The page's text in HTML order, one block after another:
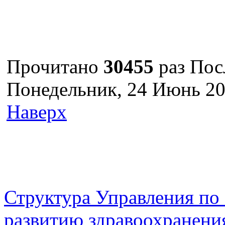
Прочитано 30455 раз
Понедельник, 24 Июнь
Наверх
Структура Управления
развитию